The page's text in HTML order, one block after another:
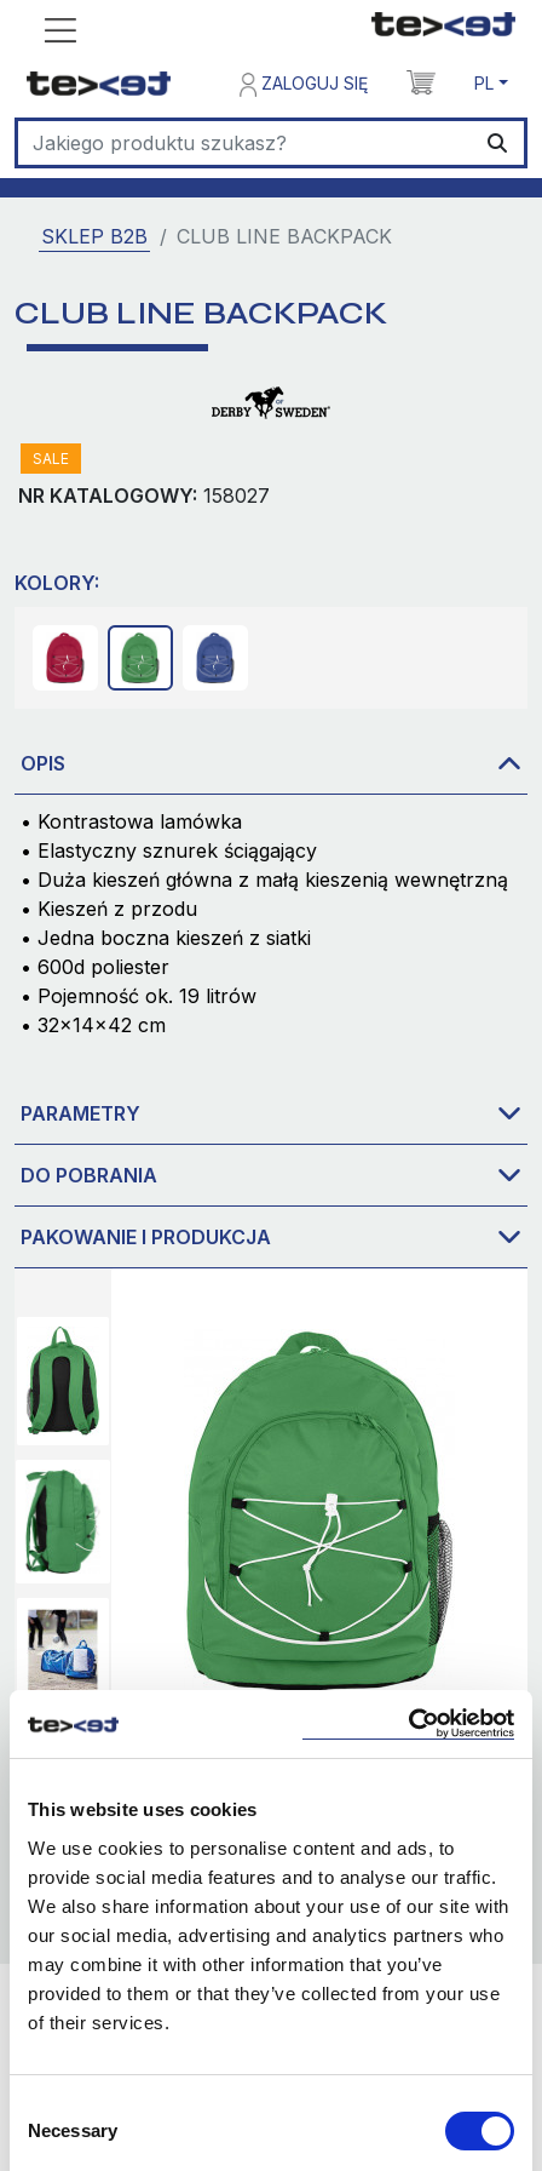
This website uses cookies
We use cookies to personalise content and ads, to
provide social media features and to analyse our traffic.
We also share information about your use of our site with
our social media, advertising and analytics partners who
may combine it with other information that you’ve
provided to them or that they’ve collected from your use
of their services.
Selection
Necessary
ZALOGUJ SIĘ PL
SKLEP B2B CLUB LINE BACKPACK
CLUB LINE BACKPACK
SALE
NR KATALOGOWY: 158027
KOLORY:
OPIS
• Kontrastowa lamówka
• Elastyczny sznurek ściągający
• Duża kieszeń główna z małą kieszenią wewnętrzną
• Kieszeń z przodu
• Jedna boczna kieszeń z siatki
• 600d poliester
• Pojemność ok. 19 litrów
• 32x14x42 cm
PARAMETRY
DO POBRANIA
PAKOWANIE I PRODUKCJA
KOLORY:
361